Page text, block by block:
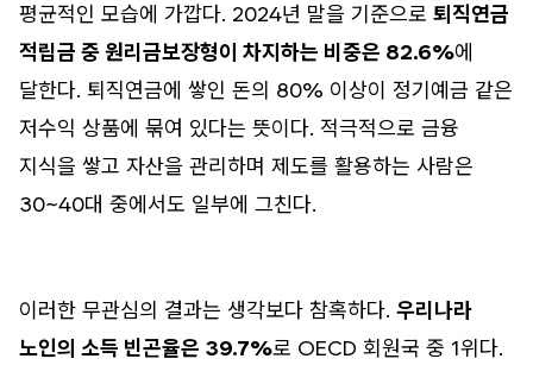
평균적인 모습에 가깝다. 2024년 말을 기준으로 퇴직연금
적립금 중 원리금보장형이 차지하는 비중은 82.6%에
달한다. 퇴직연금에 쌓인 돈의 80% 이상이 정기예금 같은
저수익 상품에 묶여 있다는 뜻이다. 적극적으로 금융
지식을 쌓고 자산을 관리하며 제도를 활용하는 사람은
30~40대 중에서도 일부에 그친다.
이러한 무관심의 결과는 생각보다 참혹하다. 우리나라
노인의 소득 빈곤율은 39.7%로 OECD 회원국 중 1위다.